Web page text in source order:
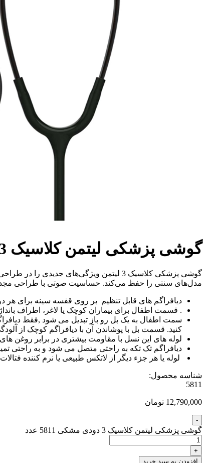
گوشی پزشکی لیتمن کلاسیک 3 دودی مشکی 5811
مدل‌های سنتی را حفظ می‌کند. حساسیت صوتی با طراحی مجدد
دیافراگم های قابل تنظیم بر روی قفسه سینه برای
. قسمت اطفال برای بیماران کوچک یا لاغر، اطراف
سمت اطفال به یک بل رو باز تبدیل می شود ,فقط
کنید. قسمت بل با پوشاندن آن با دیافراگم کوچک از
لوله های این نسل با مقاومت بیشتری در برابر روغن
دیافراگم تک تکه به راحتی متصل می شود و به
لوله یا هر جزء دیگر از لاتکس طبیعی یا نرم کننده
شناسه محصول:
5811
12,790,000 تومان
گوشی پزشکی لیتمن کلاسیک 3 دودی مشکی 5811 عدد
افزودن به سبد خرید